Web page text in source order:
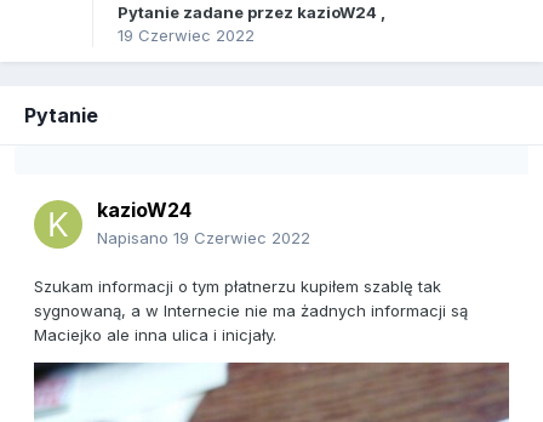
Pytanie zadane przez kazioW24
19 Czerwiec 2022
Pytanie
kazioW24
Napisano 19 Czerwiec 2022
Szukam informacji o tym płatnerzu kupiłem szablę tak
sygnowaną, a w Internecie nie ma żadnych informacji są
Maciejko ale inna ulica i inicjały.